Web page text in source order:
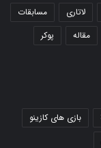
لاتاری
مسابقات
مقاله پوکر
بازی های کازینو